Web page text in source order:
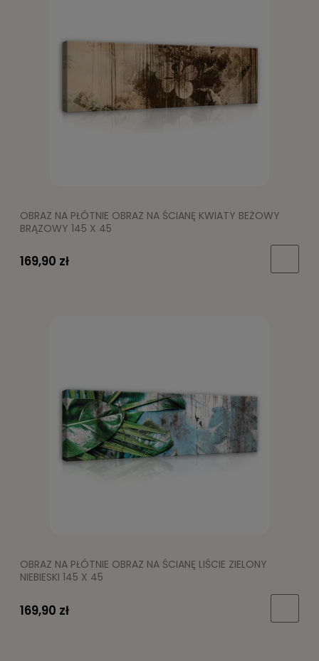
OBRAZ NA PŁÓTNIE OBRAZ NA ŚCIANĘ KWIATY BEŻOWY
BRĄZOWY 145 X 45
169,90 zł
OBRAZ NA PŁÓTNIE OBRAZ NA ŚCIANĘ LIŚCIE ZIELONY
NIEBIESKI 145 X 45
169,90 zł